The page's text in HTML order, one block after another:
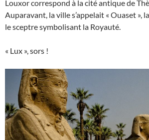
Louxor correspond à la cité antique de
Auparavant, la ville s’appelait « Ouaset »,
le sceptre symbolisant la Royauté.
« Lux », sors !